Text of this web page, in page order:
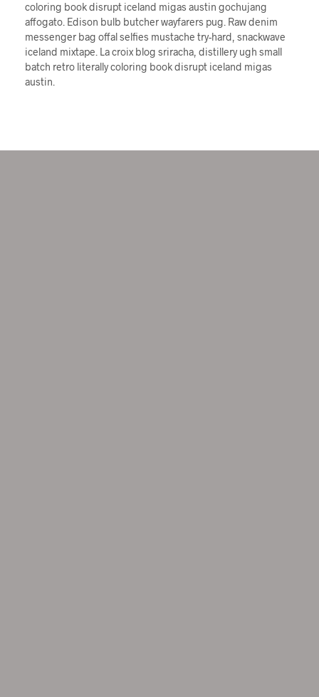
coloring book disrupt iceland migas austin gochujang
affogato. Edison bulb butcher wayfarers pug. Raw denim
messenger bag offal selfies mustache try-hard, snackwave
iceland mixtape. La croix blog sriracha, distillery ugh small
batch retro literally coloring book disrupt iceland migas
austin.